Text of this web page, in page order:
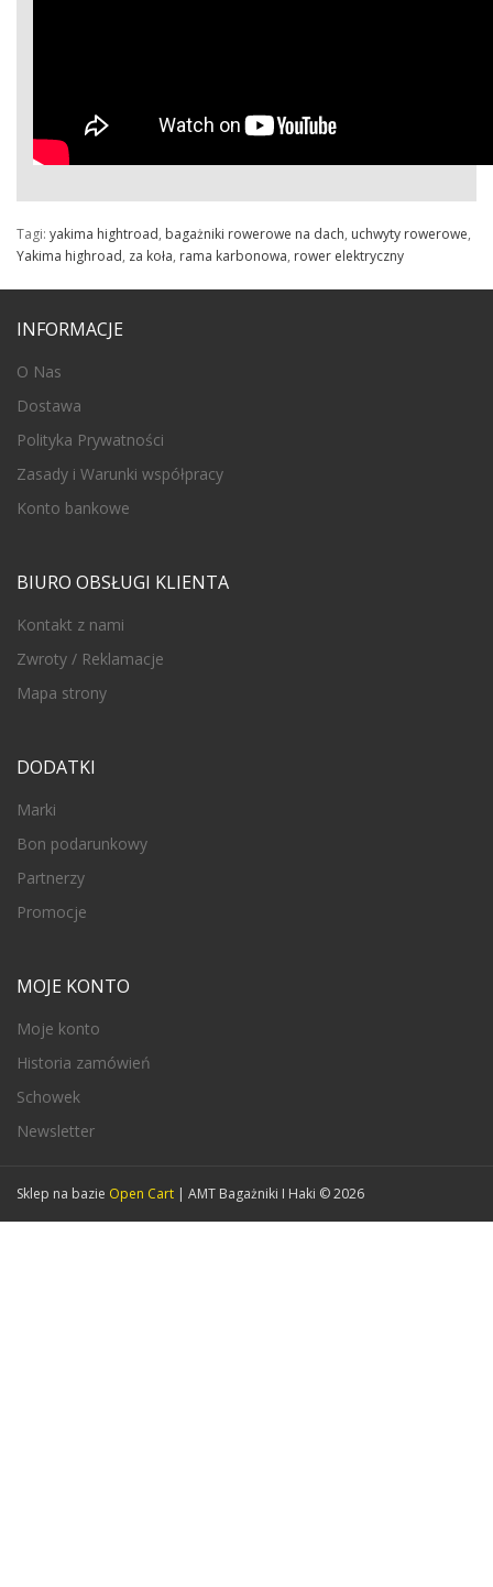
Tagi: yakima hightroad, bagażniki rowerowe na dach, uchwyty rowerowe,
Yakima highroad, za koła, rama karbonowa, rower elektryczny
INFORMACJE
O Nas
Dostawa
Polityka Prywatności
Zasady i Warunki współpracy
Konto bankowe
BIURO OBSŁUGI KLIENTA
Kontakt z nami
Zwroty / Reklamacje
Mapa strony
DODATKI
Marki
Bon podarunkowy
Partnerzy
Promocje
MOJE KONTO
Moje konto
Historia zamówień
Schowek
Newsletter
Sklep na bazie Open Cart | AMT Bagażniki I Haki © 2026